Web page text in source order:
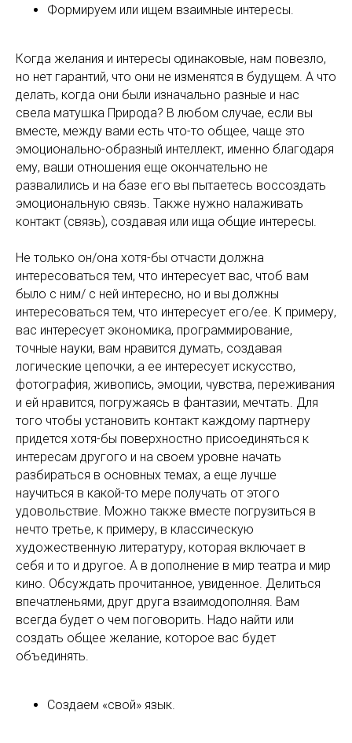
Формируем или ищем взаимные интересы.
Когда желания и интересы одинаковые, нам повезло,
но нет гарантий, что они не изменятся в будущем. А что
делать, когда они были изначально разные и нас
свела матушка Природа? В любом случае, если вы
вместе, между вами есть что-то общее, чаще это
эмоционально-образный интеллект, именно благодаря
ему, ваши отношения еще окончательно не
развалились и на базе его вы пытаетесь воссоздать
эмоциональную связь. Также нужно налаживать
контакт (связь), создавая или ища общие интересы.
Не только он/она хотя-бы отчасти должна
интересоваться тем, что интересует вас, чтоб вам
было с ним/ с ней интересно, но и вы должны
интересоваться тем, что интересует его/ее. К примеру,
вас интересует экономика, программирование,
точные науки, вам нравится думать, создавая
логические цепочки, а ее интересует искусство,
фотография, живопись, эмоции, чувства, переживания
и ей нравится, погружаясь в фантазии, мечтать. Для
того чтобы установить контакт каждому партнеру
придется хотя-бы поверхностно присоединяться к
интересам другого и на своем уровне начать
разбираться в основных темах, а еще лучше
научиться в какой-то мере получать от этого
удовольствие. Можно также вместе погрузиться в
нечто третье, к примеру, в классическую
художественную литературу, которая включает в
себя и то и другое. А в дополнение в мир театра и мир
кино. Обсуждать прочитанное, увиденное. Делиться
впечатленьями, друг друга взаимодополняя. Вам
всегда будет о чем поговорить. Надо найти или
создать общее желание, которое вас будет
объединять.
Создаем «свой» язык.